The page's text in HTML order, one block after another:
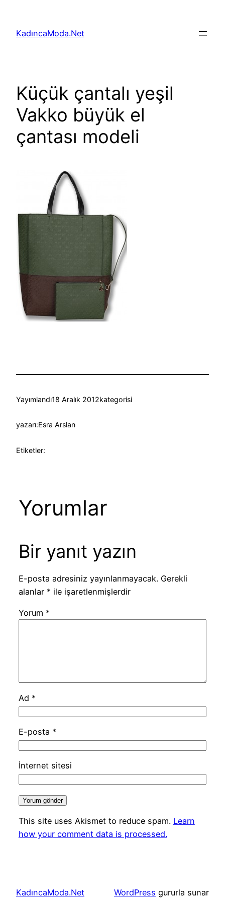
KadıncaModa.Net
Küçük çantalı yeşil
Vakko büyük el
çantası modeli
Yayımlandı18 Aralık 2012kategorisi
yazarı:Esra Arslan
Etiketler:
Yorumlar
Bir yanıt yazın
E-posta adresiniz yayınlanmayacak. Gerekli
alanlar * ile işaretlenmişlerdir
Yorum *
Ad *
E-posta *
İnternet sitesi
This site uses Akismet to reduce spam. Learn
how your comment data is processed.
KadıncaModa.Net WordPress gururla sunar